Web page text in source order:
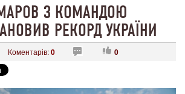
З КОМАНДОЮ
РЕКОРД УКРАЇНИ
Коментарів:0 0